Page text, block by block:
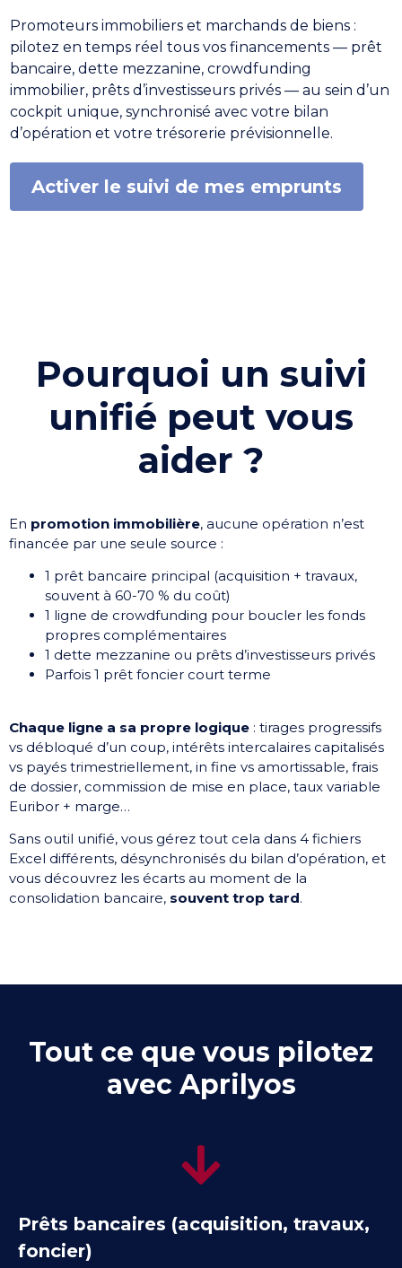
Promoteurs immobiliers et marchands de biens :
pilotez en temps réel tous vos financements — prêt
bancaire, dette mezzanine, crowdfunding
immobilier, prêts d’investisseurs privés — au sein d’un
cockpit unique, synchronisé avec votre bilan
d’opération et votre trésorerie prévisionnelle.
Activer le suivi de mes emprunts
Pourquoi un suivi
unifié peut vous
aider ?
En promotion immobilière, aucune opération n’est
financée par une seule source :
1 prêt bancaire principal (acquisition + travaux,
souvent à 60-70 % du coût)
1 ligne de crowdfunding pour boucler les fonds
propres complémentaires
1 dette mezzanine ou prêts d’investisseurs privés
Parfois 1 prêt foncier court terme
Chaque ligne a sa propre logique : tirages progressifs
vs débloqué d’un coup, intérêts intercalaires capitalisés
vs payés trimestriellement, in fine vs amortissable, frais
de dossier, commission de mise en place, taux variable
Euribor + marge…
Sans outil unifié, vous gérez tout cela dans 4 fichiers
Excel différents, désynchronisés du bilan d’opération, et
vous découvrez les écarts au moment de la
consolidation bancaire, souvent trop tard.
Tout ce que vous pilotez
avec Aprilyos
Prêts bancaires (acquisition, travaux,
foncier)